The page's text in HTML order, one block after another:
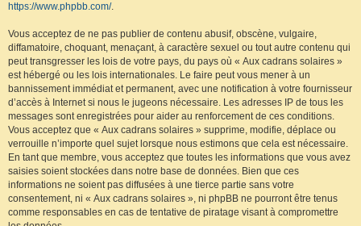
https://www.phpbb.com/.
Vous acceptez de ne pas publier de contenu abusif, obscène, vulgaire,
diffamatoire, choquant, menaçant, à caractère sexuel ou tout autre contenu qui
peut transgresser les lois de votre pays, du pays où « Aux cadrans solaires »
est hébergé ou les lois internationales. Le faire peut vous mener à un
bannissement immédiat et permanent, avec une notification à votre fournisseur
d’accès à Internet si nous le jugeons nécessaire. Les adresses IP de tous les
messages sont enregistrées pour aider au renforcement de ces conditions.
Vous acceptez que « Aux cadrans solaires » supprime, modifie, déplace ou
verrouille n’importe quel sujet lorsque nous estimons que cela est nécessaire.
En tant que membre, vous acceptez que toutes les informations que vous avez
saisies soient stockées dans notre base de données. Bien que ces
informations ne soient pas diffusées à une tierce partie sans votre
consentement, ni « Aux cadrans solaires », ni phpBB ne pourront être tenus
comme responsables en cas de tentative de piratage visant à compromettre